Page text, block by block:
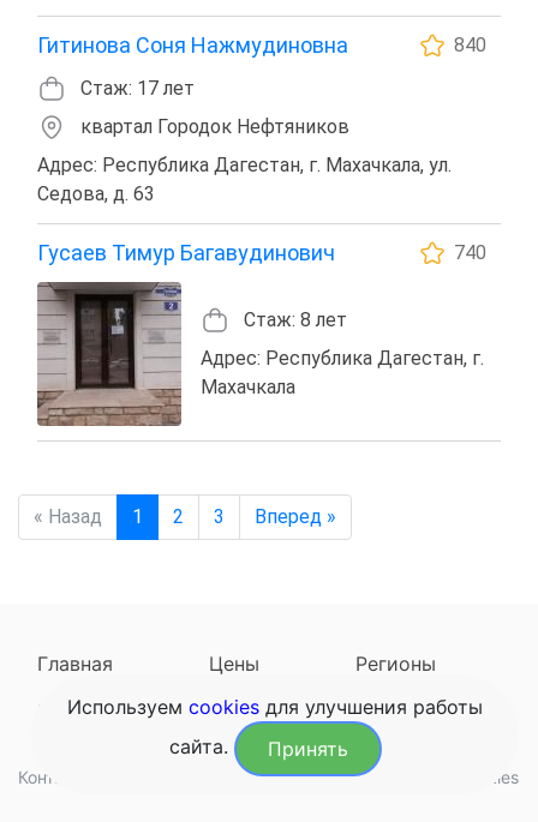
Гитинова Соня Нажмудиновна
840
Стаж: 17 лет
квартал Городок Нефтяников
Адрес: Республика Дагестан, г. Махачкала, ул.
Седова, д. 63
Гусаев Тимур Багавудинович 740
Стаж: 8 лет
Адрес: Республика Дагестан, г.
Махачкала
« Назад 1 2 3 Вперед »
Главная Цены
Регионы
Наследодатели
Задать вопрос
Контакты Обработка данных Конфиденциальность Cookies
Используем cookies для улучшения работы
сайта.
Принять